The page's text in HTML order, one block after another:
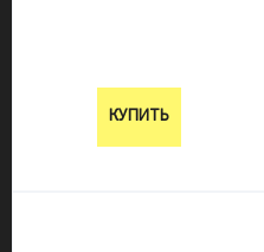
КУПИТЬ